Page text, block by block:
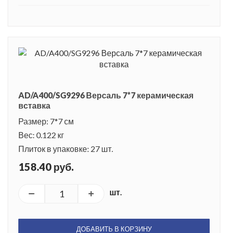
AD/A400/SG9296 Версаль 7*7 керамическая
вставка
Размер: 7*7 см
Вес: 0.122 кг
Плиток в упаковке: 27 шт.
158.40 руб.
шт.
ДОБАВИТЬ В КОРЗИНУ